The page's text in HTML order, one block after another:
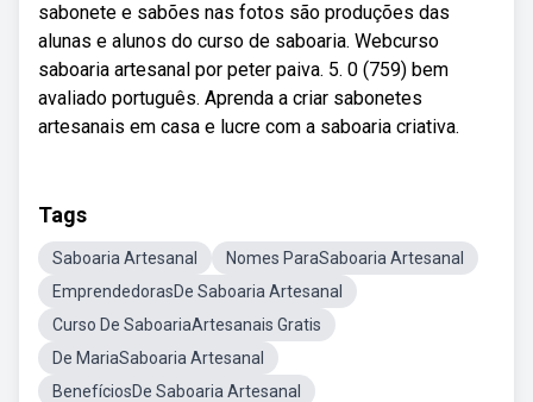
sabonete e sabões nas fotos são produções das
alunas e alunos do curso de saboaria. Webcurso
saboaria artesanal por peter paiva. 5. 0 (759) bem
avaliado português. Aprenda a criar sabonetes
artesanais em casa e lucre com a saboaria criativa.
Tags
Saboaria Artesanal
Nomes ParaSaboaria Artesanal
EmprendedorasDe Saboaria Artesanal
Curso De SaboariaArtesanais Gratis
De MariaSaboaria Artesanal
BenefíciosDe Saboaria Artesanal